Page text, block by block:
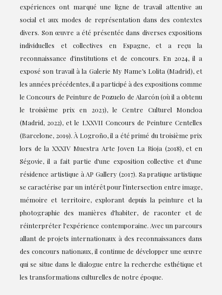
expériences ont marqué une ligne de travail attentive au
social et aux modes de représentation dans des contextes
divers. Son œuvre a été présentée dans diverses expositions
individuelles et collectives en Espagne, et a reçu la
reconnaissance d'institutions et de concours. En 2024, il a
exposé son travail à la Galerie My Name’s Lolita (Madrid), et
les années précédentes, il a participé à des expositions comme
le Concours de Peinture de Pozuelo de Alarcón (où il a obtenu
le troisième prix en 2023), le Centre Culturel Moncloa
(Madrid, 2022), et le LXXVII Concours de Peinture Centelles
(Barcelone, 2019). À Logroño, il a été primé du troisième prix
lors de la XXXIV Muestra Arte Joven La Rioja (2018), et en
Ségovie, il a fait partie d'une exposition collective et d'une
résidence artistique à AP Gallery (2017). Sa pratique artistique
se caractérise par un intérêt pour l'intersection entre image,
mémoire et territoire, explorant depuis la peinture et la
photographie des manières d'habiter, de raconter et de
réinterpréter l'expérience contemporaine. Avec un parcours
allant de projets internationaux à des reconnaissances dans
des concours nationaux, il continue de développer une œuvre
qui se situe dans le dialogue entre la recherche esthétique et
les transformations culturelles de notre époque.